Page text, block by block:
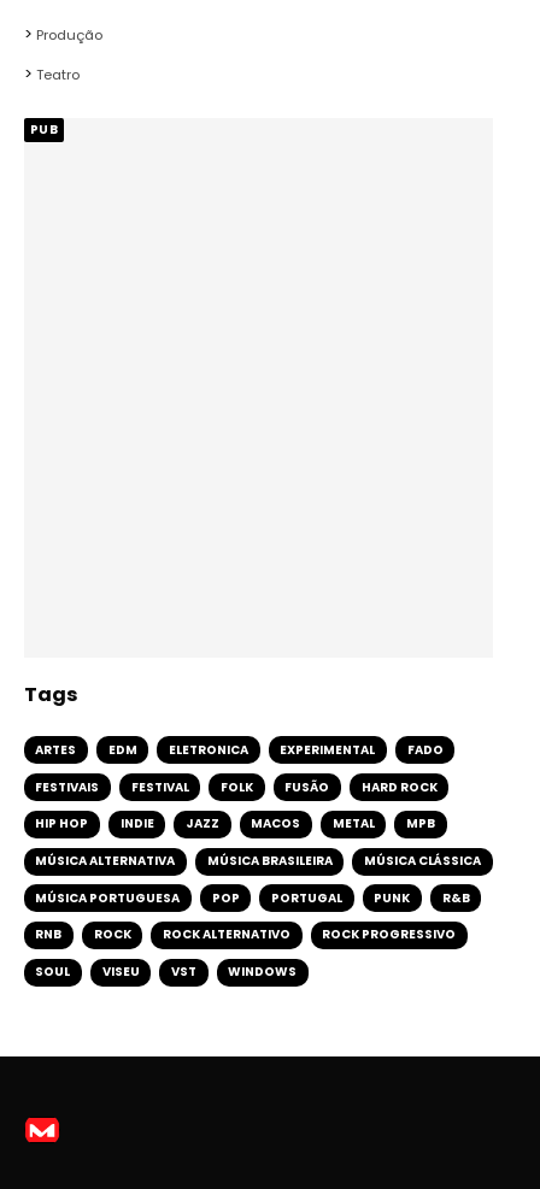
Produção
Teatro
PUB
Tags
ARTES EDM ELETRONICA EXPERIMENTAL FADO
FESTIVAIS FESTIVAL FOLK FUSÃO HARD ROCK
HIP HOP INDIE JAZZ MACOS METAL MPB
MÚSICA ALTERNATIVA MÚSICA BRASILEIRA MÚSICA CLÁSSICA
MÚSICA PORTUGUESA POP PORTUGAL PUNK R&B
RNB ROCK ROCK ALTERNATIVO ROCK PROGRESSIVO
SOUL VISEU VST WINDOWS